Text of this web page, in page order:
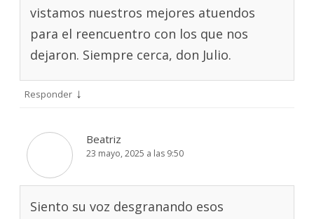
vistamos nuestros mejores atuendos
para el reencuentro con los que nos
dejaron. Siempre cerca, don Julio.
Responder ↓
Beatriz
23 mayo, 2025 a las 9:50
Siento su voz desgranando esos